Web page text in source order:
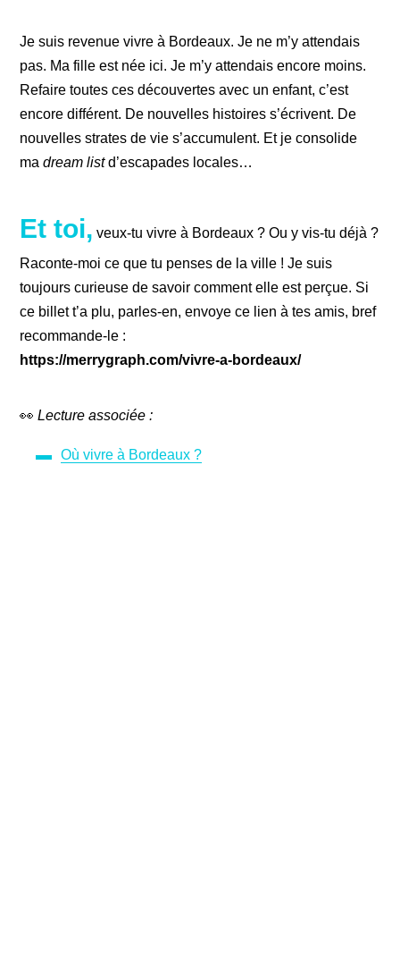
Je suis revenue vivre à Bordeaux. Je ne m’y attendais
pas. Ma fille est née ici. Je m’y attendais encore moins.
Refaire toutes ces découvertes avec un enfant, c’est
encore différent. De nouvelles histoires s’écrivent. De
nouvelles strates de vie s’accumulent. Et je consolide
madream listd’escapades locales…
Et toi, veux-tu vivre à Bordeaux ? Ou y vis-tu déjà ?
Raconte-moi ce que tu penses de la ville ! Je suis
toujours curieuse de savoir comment elle est perçue. Si
ce billet t’a plu, parles-en, envoye ce lien à tes amis, bref
recommande-le :
https://merrygraph.com/vivre-a-bordeaux/
👀Lecture associée :
Où vivre à Bordeaux ?